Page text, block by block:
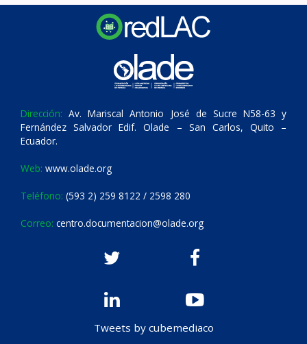
Dirección: Av. Mariscal Antonio José de Sucre N58-63 y
Fernández Salvador Edif. Olade – San Carlos, Quito –
Ecuador.
Web: www.olade.org
Teléfono: (593 2) 259 8122 / 2598 280
Correo: centro.documentacion@olade.org
Tweets by cubemediaco